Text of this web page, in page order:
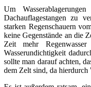
Um
Dachauflagestangen zu
starken Regenschauern
keine Gegenstände an die
Zeit mehr
Wasserundichtigkeit
sollte man darauf achten,
dem Zelt sind, da hierdurch